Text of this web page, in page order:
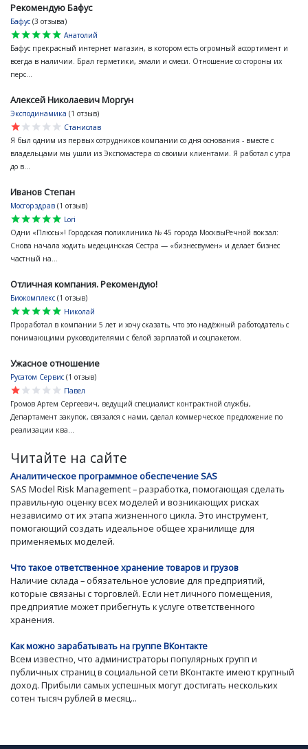
Рекомендую Бафус
Бафус (3 отзыва)
star
star
star
star
star
Анатолий
Бафус прекрасный интернет магазин, в котором есть огромный ассортимент и
всегда в наличии. Брал герметики, эмали и смеси. Отношение со стороны их
перс...
Алексей Николаевич Моргун
Эксподинамика (1 отзыв)
star
star
star
star
star
Станислав
Я был одним из первых сотрудников компании со дня основания - вместе с
владельцами мы ушли из Экспомастера со своими клиентами. Я работал с утра
до в...
Иванов Степан
Мосгорздрав (1 отзыв)
star
star
star
star
star
Lori
Одни «Плюсы»! Городская поликлиника № 45 города МосквыРечной вокзал:
Снова начала ходить медецинская Сестра — «бизнесвумен» и делает бизнес
частный на...
Отличная компания. Рекомендую!
Биокомплекс (1 отзыв)
star
star
star
star
star
Николай
Проработал в компании 5 лет и хочу сказать, что это надёжный работодатель с
понимающими руководителями с белой зарплатой и соцпакетом.
Ужасное отношение
Русатом Сервис (1 отзыв)
star
star
star
star
star
Павел
Громов Артем Сергеевич, ведущий специалист контрактной службы,
Департамент закупок, связался с нами, сделал коммерческое предложение по
реализации ква...
Читайте на сайте
Аналитическое программное обеспечение SAS
SAS Model Risk Management – разработка, помогающая сделать
правильную оценку всех моделей и возникающих рисках
независимо от их этапа жизненного цикла. Это инструмент,
помогающий создать идеальное общее хранилище для
применяемых моделей.
Что такое ответственное хранение товаров и грузов
Наличие склада – обязательное условие для предприятий,
которые связаны с торговлей. Если нет личного помещения,
предприятие может прибегнуть к услуге ответственного
хранения.
Как можно зарабатывать на группе ВКонтакте
Всем известно, что администраторы популярных групп и
публичных страниц в социальной сети ВКонтакте имеют крупный
доход. Прибыли самых успешных могут достигать нескольких
сотен тысяч рублей в месяц...